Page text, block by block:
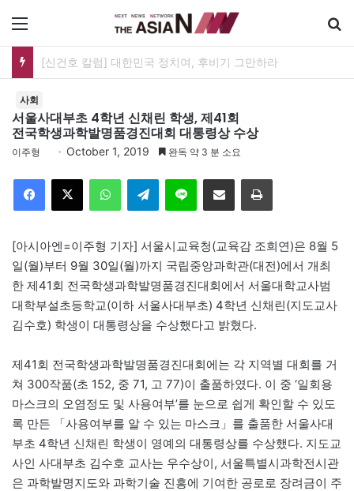
사회
서울사대부초 4학년 신채린 학생, 제41회
전국학생과학발명품경진대회 대통령상 수상
이주형 October 1, 2019 완독 약 3 분 소요
Telegram 이메일
[아시아엔=이주형 기자] 서울시교육청(교육감 조희연)은 8월 5
일(월)부터 9월 30일(월)까지 국립중앙과학관(대전)에서 개최
한 제41회 전국학생과학발명품경진대회에서 서울대학교사범
대학부설초등학교(이하 서울사대부초) 4학년 신채린(지도교사
김수호) 학생이 대통령상을 수상했다고 밝혔다.
제41회 전국학생과학발명품경진대회에는 각 지역별 대회를 거
쳐 300작품(초 152, 중 71, 고 77)이 출품하였다. 이 중 ‘일회용
마스크의 오염정도 및 사용여부’를 눈으로 쉽게 확인할 수 있도
록 만든 「사용여부를 알 수 있는 마스크」를 출품한 서울사대
부초 4학년 신채린 학생이 영예의 대통령상를 수상했다. 지도교
사인 사대부초 김수호 교사는 우수상이, 서울특별시과학전시관
은 과학발명지도와 과학기술 진흥에 기여한 공로로 장려금이 주